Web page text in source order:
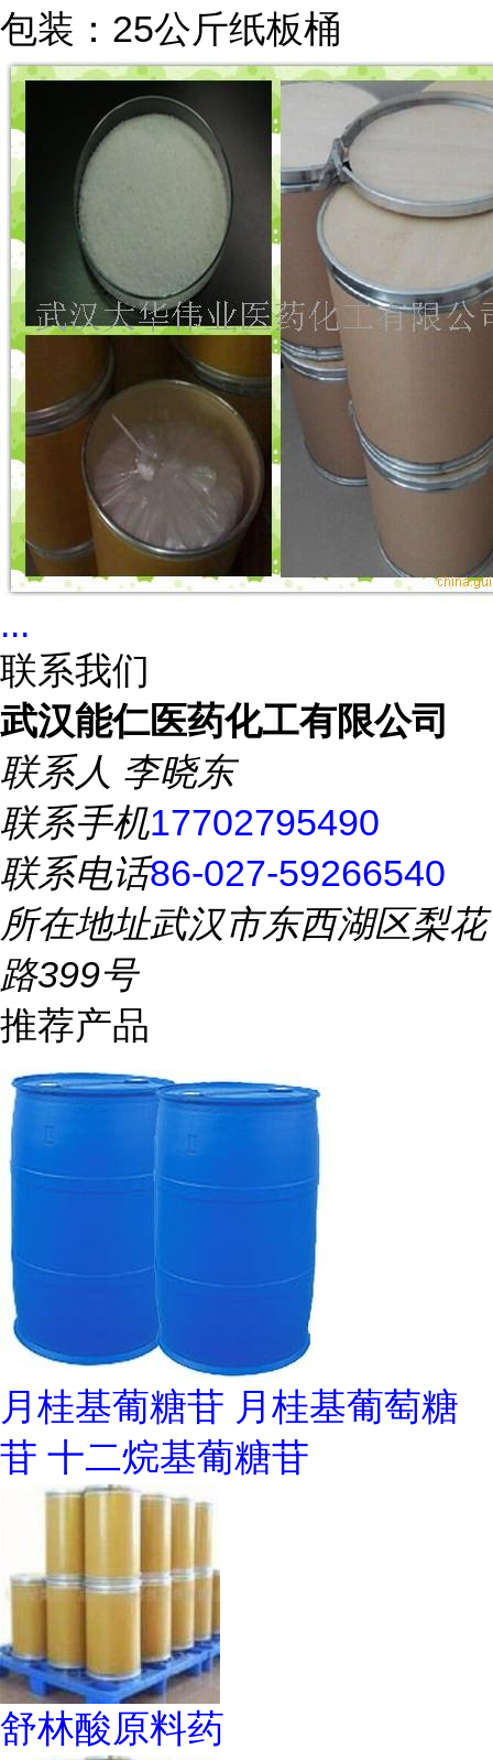
包装：25公斤纸板桶
...
联系我们
武汉能仁医药化工有限公司
联系人 李晓东
联系手机17702795490
联系电话86-027-59266540
所在地址武汉市东西湖区梨花
路399号
推荐产品
月桂基葡糖苷 月桂基葡萄糖
苷 十二烷基葡糖苷
舒林酸原料药